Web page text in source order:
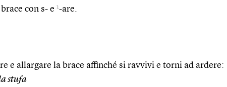
con s- e 1-are.
e allargare la brace affinché si ravvivi e torni ad ardere:
stufa